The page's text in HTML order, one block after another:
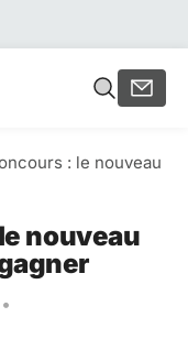
: le nouveau
nouveau
•